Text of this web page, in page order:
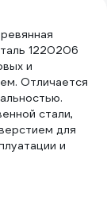
1220206
и
Отличается
стали,
для
и